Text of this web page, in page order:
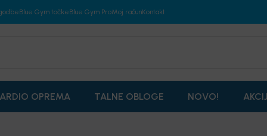
Blue Gym točkeBlue Gym ProMoj računKontakt
OPREMA TALNE OBLOGE NOVO!